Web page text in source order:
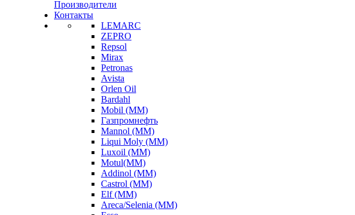
Производители
Контакты
LEMARC
ZEPRO
Repsol
Mirax
Petronas
Avista
Orlen Oil
Bardahl
Mobil (ММ)
Газпромнефть
Mannol (ММ)
Liqui Moly (ММ)
Luxoil (ММ)
Motul(ММ)
Addinol (ММ)
Castrol (ММ)
Elf (ММ)
Areca/Selenia (ММ)